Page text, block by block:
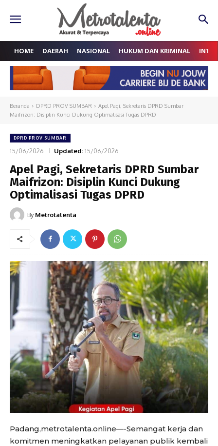
HOME DAERAH NASIONAL HUKUM DAN KRIMINAL
Beranda DPRD PROV SUMBAR
Apel Pagi, Sekretaris DPRD Sumbar
Maifrizon: Disiplin Kunci Dukung Optimalisasi Tugas DPRD
DPRD PROV SUMBAR
15/06/2026 Updated:15/06/2026
Apel Pagi, Sekretaris DPRD Sumbar
Maifrizon: Disiplin Kunci Dukung
Optimalisasi Tugas DPRD
By Metrotalenta
Padang,metrotalenta.online—-Semangat kerja dan
komitmen meningkatkan pelayanan publik kembali